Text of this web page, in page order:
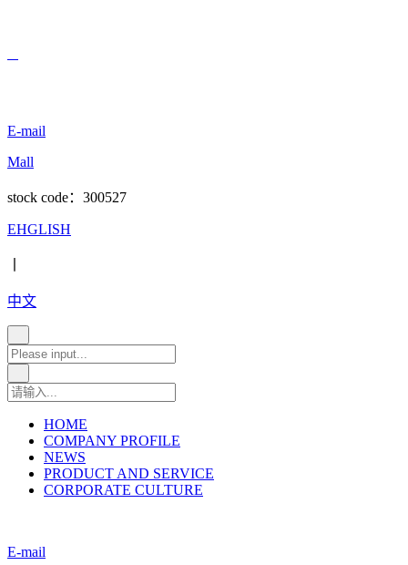
E-mail
Mall
stock code：300527
EHGLISH
中文
HOME
COMPANY PROFILE
NEWS
PRODUCT AND SERVICE
CORPORATE CULTURE
E-mail